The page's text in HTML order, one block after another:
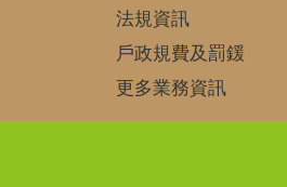
法規資訊
戶政規費及罰鍰
更多業務資訊